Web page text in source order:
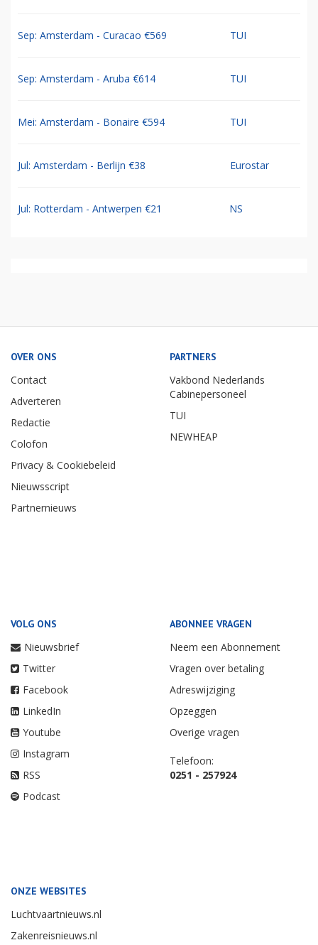
Sep: Amsterdam - Curacao €569 TUI
Sep: Amsterdam - Aruba €614 TUI
Mei: Amsterdam - Bonaire €594 TUI
Jul: Amsterdam - Berlijn €38 Eurostar
Jul: Rotterdam - Antwerpen €21 NS
OVER ONS
Contact
Adverteren
Redactie
Colofon
Privacy & Cookiebeleid
Nieuwsscript
Partnernieuws
PARTNERS
Vakbond Nederlands
Cabinepersoneel
TUI
NEWHEAP
VOLG ONS
Nieuwsbrief
Twitter
Facebook
LinkedIn
Youtube
Instagram
RSS
Podcast
ABONNEE VRAGEN
Neem een Abonnement
Vragen over betaling
Adreswijziging
Opzeggen
Overige vragen
Telefoon:
0251 - 257924
ONZE WEBSITES
Luchtvaartnieuws.nl
Zakenreisnieuws.nl